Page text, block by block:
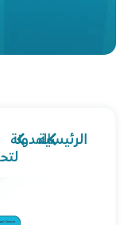
الرئيسيةالمدونة